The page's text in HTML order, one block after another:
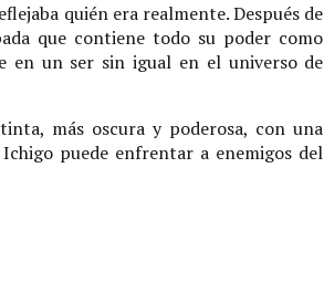
quién era realmente. Después de
que contiene todo su poder como
en un ser sin igual en el universo de
más oscura y poderosa, con una
puede enfrentar a enemigos del